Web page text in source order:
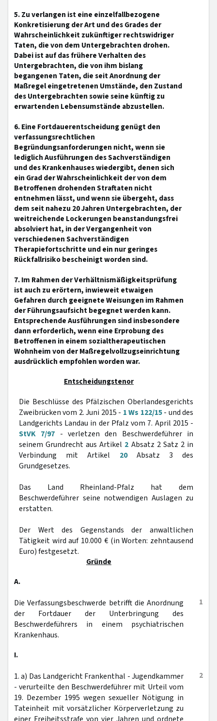
5. Zu verlangen ist eine einzelfallbezogene
Konkretisierung der Art und des Grades der
Wahrscheinlichkeit zukünftiger rechtswidriger
Taten, die von dem Untergebrachten drohen.
Dabei ist auf das frühere Verhalten des
Untergebrachten, die von ihm bislang
begangenen Taten, die seit Anordnung der
Maßregel eingetretenen Umstände, den Zustand
des Untergebrachten sowie seine künftig zu
erwartenden Lebensumstände abzustellen.
6. Eine Fortdauerentscheidung genügt den
verfassungsrechtlichen
Begründungsanforderungen nicht, wenn sie
lediglich Ausführungen des Sachverständigen
und des Krankenhauses wiedergibt, denen sich
ein Grad der Wahrscheinlichkeit der von dem
Betroffenen drohenden Straftaten nicht
entnehmen lässt, und wenn sie übergeht, dass
dem seit nahezu 20 Jahren Untergebrachten, der
weitreichende Lockerungen beanstandungsfrei
absolviert hat, in der Vergangenheit von
verschiedenen Sachverständigen
Therapiefortschritte und ein nur geringes
Rückfallrisiko bescheinigt worden sind.
7. Im Rahmen der Verhältnismäßigkeitsprüfung
ist auch zu erörtern, inwieweit etwaigen
Gefahren durch geeignete Weisungen im Rahmen
der Führungsaufsicht begegnet werden kann.
Entsprechende Ausführungen sind insbesondere
dann erforderlich, wenn eine Erprobung des
Betroffenen in einem sozialtherapeutischen
Wohnheim von der Maßregelvollzugseinrichtung
ausdrücklich empfohlen worden war.
Entscheidungstenor
Die Beschlüsse des Pfälzischen Oberlandesgerichts
Zweibrücken vom 2. Juni 2015 - 1 Ws 122/15- und des
Landgerichts Landau in der Pfalz vom 7. April 2015 -
StVK 7/97 - verletzen den Beschwerdeführer in
seinem Grundrecht aus Artikel 2 Absatz 2 Satz 2 in
Verbindung mit Artikel 20Absatz 3 des
Grundgesetzes.
Das Land Rheinland-Pfalz hat dem
Beschwerdeführer seine notwendigen Auslagen zu
erstatten.
Der Wert des Gegenstands der anwaltlichen
Tätigkeit wird auf 10.000 € (in Worten: zehntausend
Euro) festgesetzt.
Gründe
A.
1
Die Verfassungsbeschwerde betrifft die Anordnung
der Fortdauer der Unterbringung des
Beschwerdeführers in einem psychiatrischen
Krankenhaus.
I.
2
1. a) Das Landgericht Frankenthal - Jugendkammer
- verurteilte den Beschwerdeführer mit Urteil vom
19. Dezember 1995 wegen sexueller Nötigung in
Tateinheit mit vorsätzlicher Körperverletzung zu